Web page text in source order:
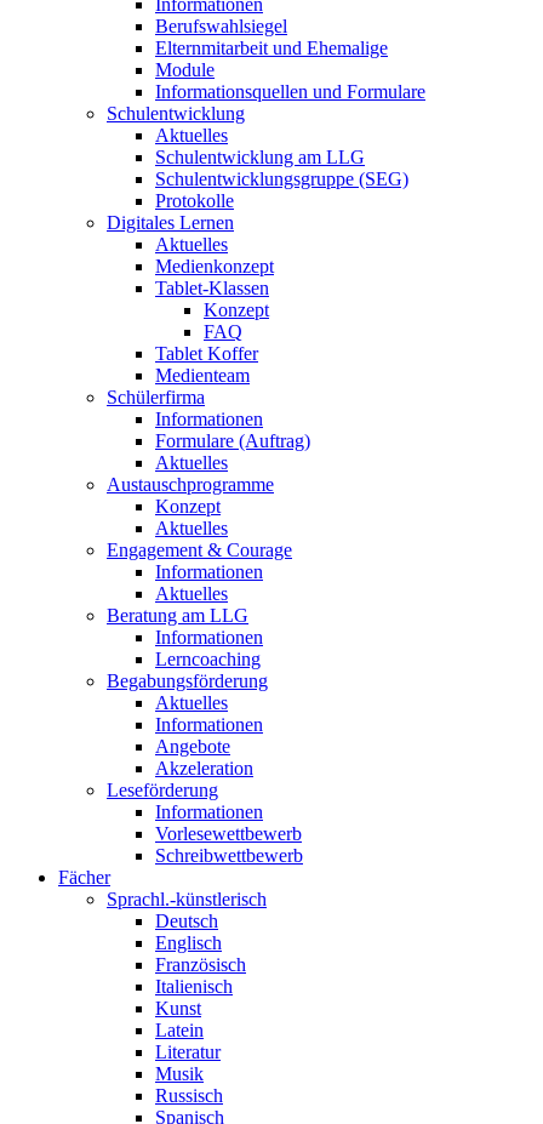
Informationen
Berufswahlsiegel
Elternmitarbeit und Ehemalige
Module
Informationsquellen und Formulare
Schulentwicklung
Aktuelles
Schulentwicklung am LLG
Schulentwicklungsgruppe (SEG)
Protokolle
Digitales Lernen
Aktuelles
Medienkonzept
Tablet-Klassen
Konzept
FAQ
Tablet Koffer
Medienteam
Schülerfirma
Informationen
Formulare (Auftrag)
Aktuelles
Austauschprogramme
Konzept
Aktuelles
Engagement & Courage
Informationen
Aktuelles
Beratung am LLG
Informationen
Lerncoaching
Begabungsförderung
Aktuelles
Informationen
Angebote
Akzeleration
Leseförderung
Informationen
Vorlesewettbewerb
Schreibwettbewerb
Fächer
Sprachl.-künstlerisch
Deutsch
Englisch
Französisch
Italienisch
Kunst
Latein
Literatur
Musik
Russisch
Spanisch